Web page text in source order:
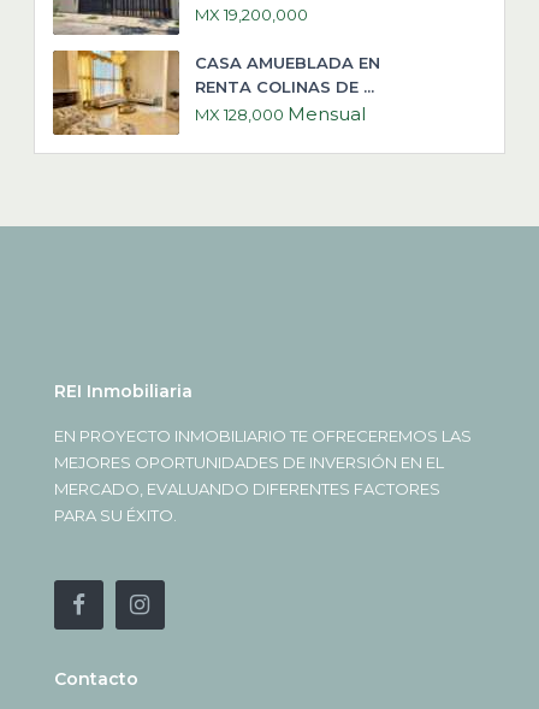
MX 19,200,000
CASA AMUEBLADA EN
RENTA COLINAS DE ...
MX 128,000 Mensual
REI Inmobiliaria
EN PROYECTO INMOBILIARIO TE OFRECEREMOS LAS
MEJORES OPORTUNIDADES DE INVERSIÓN EN EL
MERCADO, EVALUANDO DIFERENTES FACTORES
PARA SU ÉXITO.
Contacto